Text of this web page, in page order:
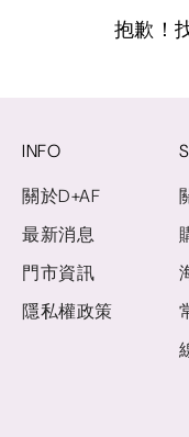
抱歉！
INFO
關於D+AF
最新消息
門市資訊
隱私權政策